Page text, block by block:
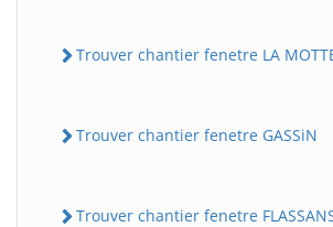
Trouver chantier fenetre LA
Trouver chantier fenetre GASSiN
Trouver chantier fenetre